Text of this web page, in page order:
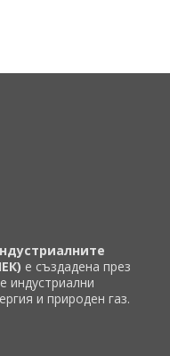
е създадена през
индустриални
и природен газ.